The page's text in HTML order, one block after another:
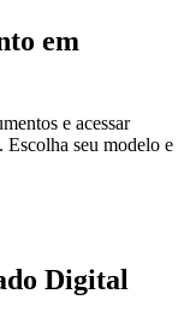
em
e acessar
seu modelo e
Digital